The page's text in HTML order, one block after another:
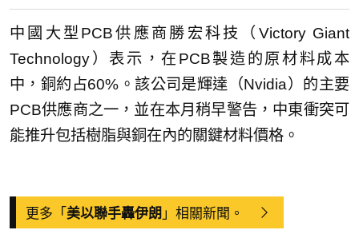
中國大型PCB供應商勝宏科技（Victory Giant
Technology）表示，在PCB製造的原材料成本
中，銅約占60%。該公司是輝達（Nvidia）的主要
PCB供應商之一，並在本月稍早警告，中東衝突可
能推升包括樹脂與銅在內的關鍵材料價格。
更多「美以聯手轟伊朗」相關新聞。